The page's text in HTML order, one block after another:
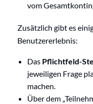
vom
Zusätzlich gibt es
Benutzererlebnis:
Das Pflichtfeld-
jeweiligen Frage
machen.
Über dem